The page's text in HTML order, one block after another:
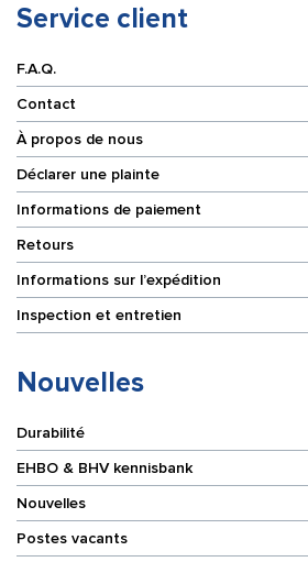
Service client
F.A.Q.
Contact
À propos de nous
Déclarer une plainte
Informations de paiement
Retours
Informations sur l’expédition
Inspection et entretien
Nouvelles
Durabilité
EHBO & BHV kennisbank
Nouvelles
Postes vacants